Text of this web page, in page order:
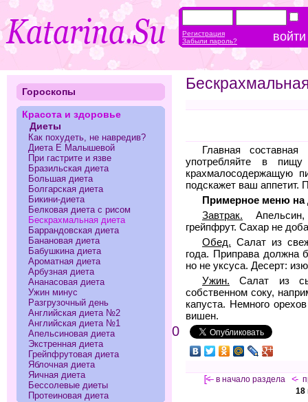
Главная
употребляйте в
крахмалосодержащую
подскажет ваш аппетит.
Примерное меню на
Завтрак.
грейпфрут. Сахар не
Обед. Салат из
года. Приправа должна
но не уксуса. Десерт:
Ужин. Салат из
собственном соку,
капуста. Немного
вишен.
0
[<— в начало раздела <-
18
Гороскопы
Красота и здоровье
Диеты
Как похудеть, не навредив?
Диета Е Малышевой
При гастрите и язве
Бразильская диета
Большая диета
Болгарская диета
Бикини-диета
Белковая диета с рисом
Бескрахмальная диета
Баррандовская диета
Банановая диета
Бабушкина диета
Ароматная диета
Арбузная диета
Ананасовая диета
Ужин минус
Разгрузочный день
Английская диета №2
Английская диета №1
Апельсиновая диета
Экстренная диета
Грейпфрутовая диета
Яблочная диета
Яичная диета
Бессолевые диеты
Протеиновая диета
Регистрация
Забыли пароль?